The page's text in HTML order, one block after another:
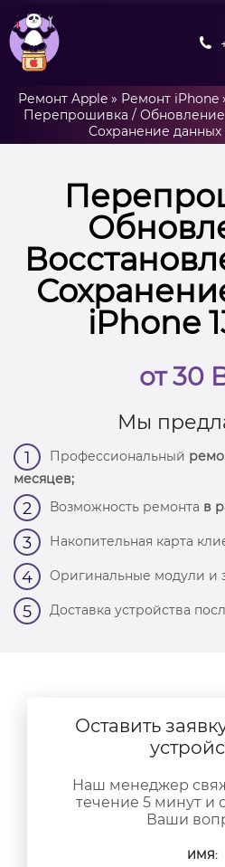
Ремонт Apple» Ремонт iPhone
Перепрошивка /
Сохранение данных
iPhone
от 30
Мы
1 Профессиональный
месяцев;
2 Возможность ремонта в
3 Накопительная карта
4 Оригинальные модули и
5 Доставка устройства
Оставить
Наш менеджер
течение 5 минут и
Ваши
ИМЯ: